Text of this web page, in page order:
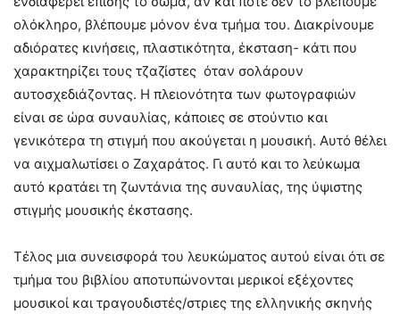
ολόκληρο, βλέπουμε μόνον ένα τμήμα του. Διακρίνουμε
αδιόρατες κινήσεις, πλαστικότητα, έκσταση- κάτι που
χαρακτηρίζει τους τζαζίστες όταν σολάρουν
αυτοσχεδιάζοντας. Η πλειονότητα των φωτογραφιών
είναι σε ώρα συναυλίας, κάποιες σε στούντιο και
γενικότερα τη στιγμή που ακούγεται η μουσική. Αυτό θέλει
να αιχμαλωτίσει ο Ζαχαράτος. Γι αυτό και το λεύκωμα
αυτό κρατάει τη ζωντάνια της συναυλίας, της ύψιστης
στιγμής μουσικής έκστασης.
Τέλος μια συνεισφορά του λευκώματος αυτού είναι ότι σε
τμήμα του βιβλίου αποτυπώνονται μερικοί εξέχοντες
μουσικοί και τραγουδιστές/στριες της ελληνικής σκηνής